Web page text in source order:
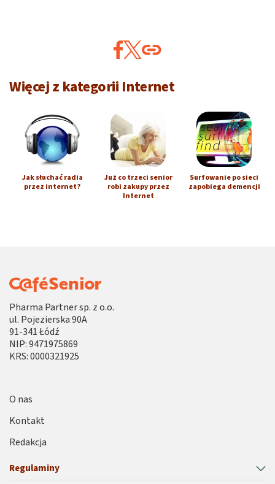
Więcej z kategorii Internet
Jak słuchać radia
przez internet?
Już co trzeci senior
robi zakupy przez
Internet
Surfowanie po sieci
zapobiega demencji
Pharma Partner sp. z o.o.
ul. Pojezierska 90A
91-341 Łódź
NIP: 9471975869
KRS: 0000321925
Regulaminy
O nas
Kontakt
Redakcja